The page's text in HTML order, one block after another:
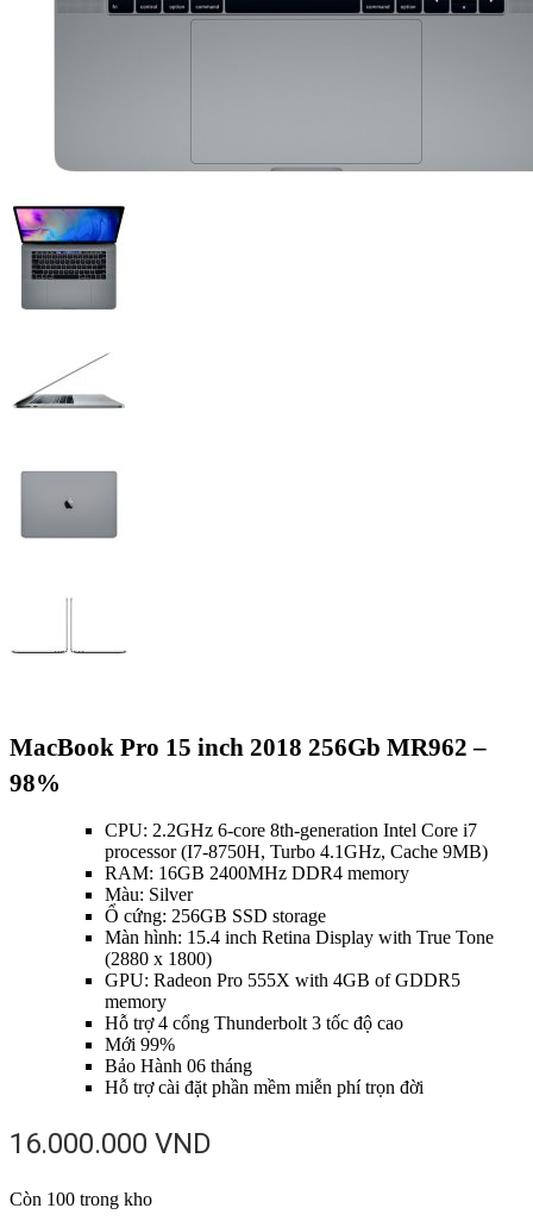
MacBook Pro 15 inch 2018 256Gb MR962 –
98%
CPU: 2.2GHz 6-core 8th-generation Intel Core i7
processor (I7-8750H, Turbo 4.1GHz, Cache 9MB)
RAM: 16GB 2400MHz DDR4 memory
Màu: Silver
Ổ cứng: 256GB SSD storage
Màn hình: 15.4 inch Retina Display with True Tone
(2880 x 1800)
GPU: Radeon Pro 555X with 4GB of GDDR5
memory
Hỗ trợ 4 cổng Thunderbolt 3 tốc độ cao
Mới 99%
Bảo Hành 06 tháng
Hỗ trợ cài đặt phần mềm miễn phí trọn đời
16.000.000 VND
Còn 100 trong kho